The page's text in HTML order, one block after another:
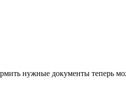
нужные документы теперь